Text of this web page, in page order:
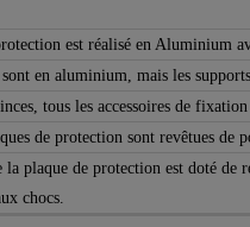
est réalisé en Aluminium
en aluminium, mais les
tous les accessoires de
de protection sont revêtues de
la plaque de protection est doté de
chocs.